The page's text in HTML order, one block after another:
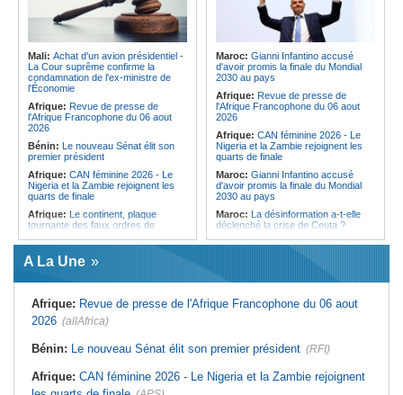
à Yamoussoukro
Afrique:L'Angola participe à la 21e
réunion du Partenariat Afrique-
Monde arabe au Caire
Congo-Kinshasa:Ebola - Contre le
variant Bundibugyo, plusieurs
essais lancés mais aucun traitement
Cameroun:Plusieurs
ressortissants expulsés des États-
pays
Ile Maurice:
Alpine Challenge - Une
claque magistrale aux Racing
Ile Maurice:Pas de libération sous
caution pour Seewoo et Deoojee, la
FCC craint une interférence avec
les témoins
Ile Maurice:Kreol Morisien - Un
débat sans voix dissidente
Mali: Achat d'un avion présidentiel -
La Cour suprême confirme la
condamnation de l'ex-ministre de
l'Économie
Afrique: Revue de presse de
l'Afrique Francophone du 06 aout
2026
Bénin: Le nouveau Sénat élit son
premier président
Afrique: CAN féminine 2026 - Le
Nigeria et la Zambie rejoignent les
quarts de finale
Afrique: Le continent, plaque
tournante des faux ordres de
Guinée:
assume les fonctions présidentielles
Ghana:John Dramani en Jamaïque
l'esclavage
Sénégal:Banque mondiale - 340
priorités du pays
La Cour suprême confirme la
condamnation de l'ex-ministre de
Maroc: Gianni Infantino accusé
d'avoir promis la finale du Mondial
2030 au pays
Afrique: Revue de presse de
l'Afrique Francophone du 06 aout
2026
Afrique: CAN féminine 2026 - Le
Nigeria et la Zambie rejoignent les
quarts de finale
Maroc: Gianni Infantino accusé
d'avoir promis la finale du Mondial
2030 au pays
Maroc: La désinformation a-t-elle
déclenché la crise de Ceuta ?
Afrique:L'essor historique de
Algérie:France - L'affaire Mehdi
policière contre le narcotrafic
Monde arabe au Caire
2026 - Le continent, entre ouverture
commerciale et défiance migratoire
A La Une
Afrique: Revue de presse de l'Afrique Francophone du 06 aout
2026 (allAfrica)
Bénin: Le nouveau Sénat élit son premier président (RFI)
Afrique: CAN féminine 2026 - Le Nigeria et la Zambie rejoignent